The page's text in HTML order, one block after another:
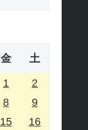
金 土
1
2
8
9
15
16